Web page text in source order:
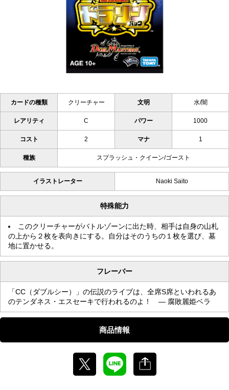
カードの種類 クリーチャー 文明 水/闇
レアリティ C パワー 1000
コスト 2 マナ 1
種族 スプラッシュ・クイーン/ゴースト
イラストレーター Naoki Saito
特殊能力
このクリーチャーがバトルゾーンに出た時、相手は自身の山札
の上から２枚を表向きにする。自分はそのうちの１枚を選び、墓
地に置かせる。
フレーバー
「CC（ダブルシー）」の伝説のライブは、全席S席といわれるあ
のテンダネス・エスセーキで行われるのよ！ — 腐敗麗姫ベラ
商品情報